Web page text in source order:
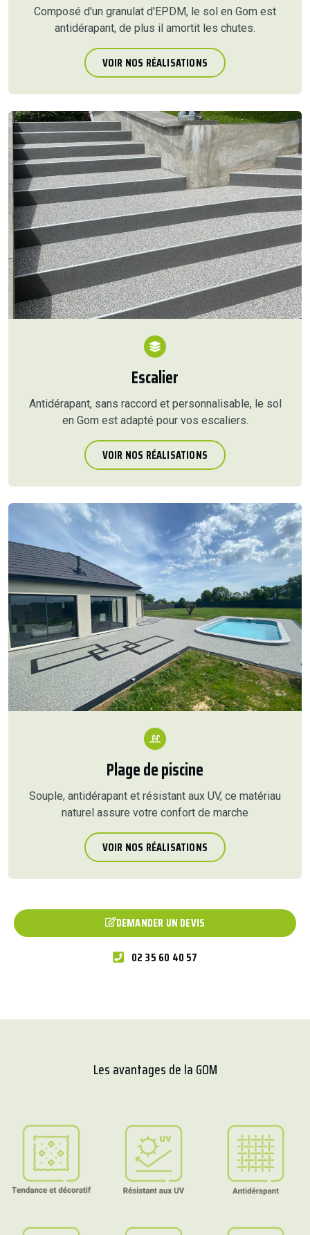
Composé d'un granulat d'EPDM, le sol en Gom est
antidérapant, de plus il amortit les chutes.
VOIR NOS RÉALISATIONS
Escalier
Antidérapant, sans raccord et personnalisable, le sol
en Gom est adapté pour vos escaliers.
VOIR NOS RÉALISATIONS
Plage de piscine
Souple, antidérapant et résistant aux UV, ce matériau
naturel assure votre confort de marche
VOIR NOS RÉALISATIONS
DEMANDER UN DEVIS
02 35 60 40 57
Les avantages de la GOM